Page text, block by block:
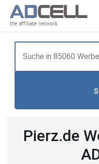
the affiliate network
Pierz.de